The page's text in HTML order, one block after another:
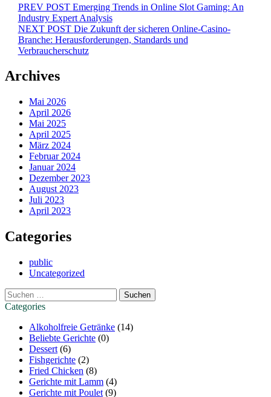
Beitragsnavigation
PREV POST Emerging Trends in Online Slot Gaming: An
Industry Expert Analysis
NEXT POST Die Zukunft der sicheren Online-Casino-
Branche: Herausforderungen, Standards und
Verbraucherschutz
Archives
Mai 2026
April 2026
Mai 2025
April 2025
März 2024
Februar 2024
Januar 2024
Dezember 2023
August 2023
Juli 2023
April 2023
Categories
public
Uncategorized
Suchen
nach:
Categories
Alkoholfreie Getränke (14)
Beliebte Gerichte (0)
Dessert (6)
Fishgerichte (2)
Fried Chicken (8)
Gerichte mit Lamm (4)
Gerichte mit Poulet (9)